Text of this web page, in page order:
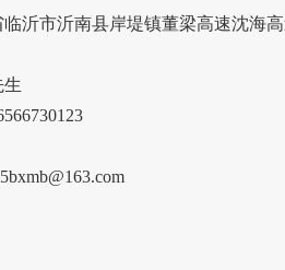
临沂市沂南县岸堤镇董梁高速沈海
生